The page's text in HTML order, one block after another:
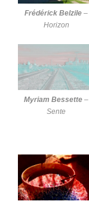
Frédérick Belzile –
Horizon
Myriam Bessette –
Sente